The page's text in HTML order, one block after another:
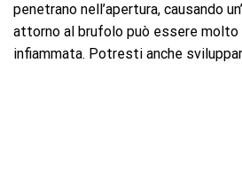
penetrano nell’apertura, causando
attorno al brufolo può essere molto
infiammata. Potresti anche